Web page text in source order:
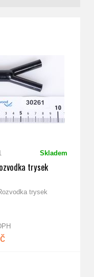
Skladem
trysek
trysek